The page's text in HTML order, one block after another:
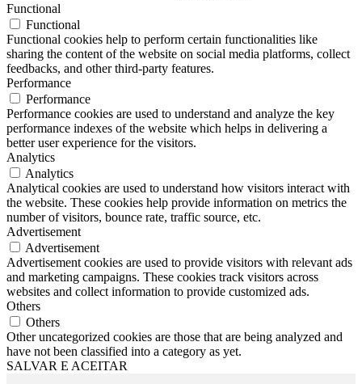
Functional
Functional
Functional cookies help to perform certain functionalities like
sharing the content of the website on social media platforms, collect
feedbacks, and other third-party features.
Performance
Performance
Performance cookies are used to understand and analyze the key
performance indexes of the website which helps in delivering a
better user experience for the visitors.
Analytics
Analytics
Analytical cookies are used to understand how visitors interact with
the website. These cookies help provide information on metrics the
number of visitors, bounce rate, traffic source, etc.
Advertisement
Advertisement
Advertisement cookies are used to provide visitors with relevant ads
and marketing campaigns. These cookies track visitors across
websites and collect information to provide customized ads.
Others
Others
Other uncategorized cookies are those that are being analyzed and
have not been classified into a category as yet.
SALVAR E ACEITAR